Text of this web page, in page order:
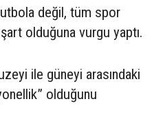
değil, tüm spor
olduğuna vurgu yaptı.
ile güneyi arasındaki
olduğunu